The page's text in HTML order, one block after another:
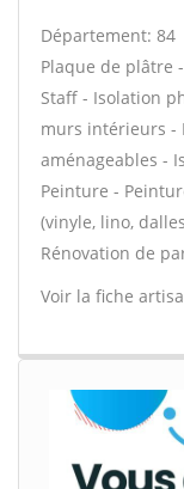
Département: 84
Plaque de plâtre
Staff - Isolation
murs intérieurs -
aménageables -
Peinture -
(vinyle, lino,
Rénovation de
Voir la fiche